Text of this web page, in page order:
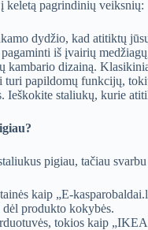
keletą pagrindinių veiksnių:
dydžio, kad atitiktų
iš įvairių
kambario dizainą.
papildomų funkcijų,
Ieškokite staliukų, kurie
pigiau, tačiau
kaip „E-
produkto kokybės.
tokios kaip